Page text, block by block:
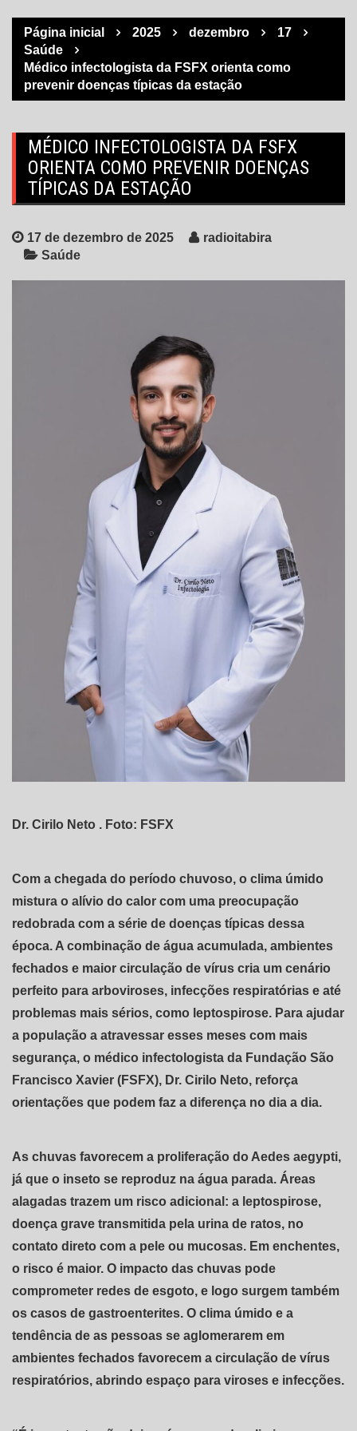
Página inicial 2025 dezembro
17
Saúde
Médico infectologista da FSFX orienta como
prevenir doenças típicas da estação
MÉDICO INFECTOLOGISTA DA FSFX
ORIENTA COMO PREVENIR DOENÇAS
TÍPICAS DA ESTAÇÃO
17 de dezembro de 2025
radioitabira
Saúde
Dr. Cirilo Neto . Foto: FSFX
Com a chegada do período chuvoso, o clima úmido
mistura o alívio do calor com uma preocupação
redobrada com a série de doenças típicas dessa
época. A combinação de água acumulada, ambientes
fechados e maior circulação de vírus cria um cenário
perfeito para arboviroses, infecções respiratórias e até
problemas mais sérios, como leptospirose. Para ajudar
a população a atravessar esses meses com mais
segurança, o médico infectologista da Fundação São
Francisco Xavier (FSFX), Dr. Cirilo Neto, reforça
orientações que podem faz a diferença no dia a dia.
As chuvas favorecem a proliferação do Aedes aegypti,
já que o inseto se reproduz na água parada. Áreas
alagadas trazem um risco adicional: a leptospirose,
doença grave transmitida pela urina de ratos, no
contato direto com a pele ou mucosas. Em enchentes,
o risco é maior. O impacto das chuvas pode
comprometer redes de esgoto, e logo surgem também
os casos de gastroenterites. O clima úmido e a
tendência de as pessoas se aglomerarem em
ambientes fechados favorecem a circulação de vírus
respiratórios, abrindo espaço para viroses e infecções.